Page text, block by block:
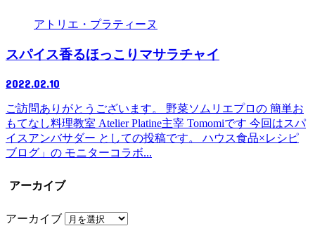
アトリエ・プラティーヌ
スパイス香るほっこりマサラチャイ
2022.02.10
ご訪問ありがとうございます。 野菜ソムリエプロの 簡単お
もてなし料理教室 Atelier Platine主宰 Tomomiです 今回はスパ
イスアンバサダー としての投稿です。 ハウス食品×レシピ
ブログ」の モニターコラボ...
アーカイブ
アーカイブ